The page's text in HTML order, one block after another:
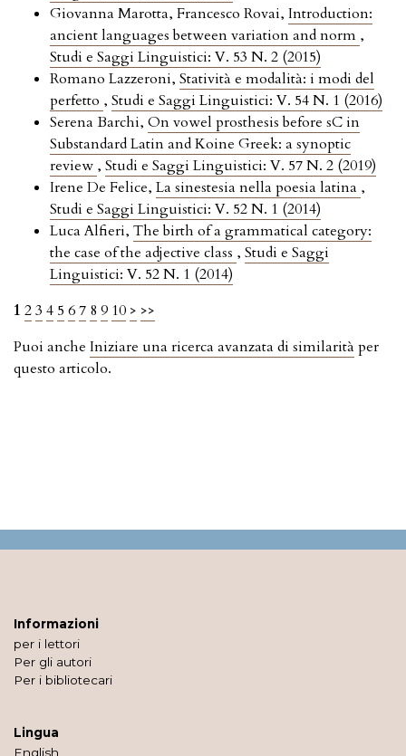
Giovanna Marotta, Francesco Rovai, Introduction:
ancient languages between variation and norm ,
Studi e Saggi Linguistici: V. 53 N. 2 (2015)
Romano Lazzeroni, Statività e modalità: i modi del
perfetto , Studi e Saggi Linguistici: V. 54 N. 1 (2016)
Serena Barchi, On vowel prosthesis before sC in
Substandard Latin and Koine Greek: a synoptic
review , Studi e Saggi Linguistici: V. 57 N. 2 (2019)
Irene De Felice, La sinestesia nella poesia latina ,
Studi e Saggi Linguistici: V. 52 N. 1 (2014)
Luca Alfieri, The birth of a grammatical category:
the case of the adjective class , Studi e Saggi
Linguistici: V. 52 N. 1 (2014)
1 23 4 5 67 8 9 10 > >>
Puoi anche Iniziare una ricerca avanzata di similarità per
questo articolo.
Informazioni
per i lettori
Per gli autori
Per i bibliotecari
Lingua
English